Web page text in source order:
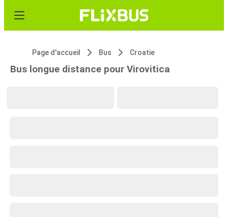
Page d'accueil Bus Croatie
Bus longue distance pour Virovitica